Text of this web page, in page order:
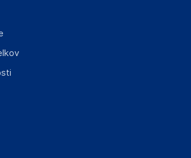
in lahko vključujejo ključne varnostne